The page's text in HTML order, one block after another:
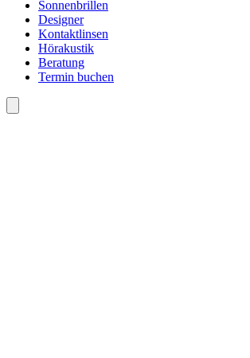
Sonnenbrillen
Designer
Kontaktlinsen
Hörakustik
Beratung
Termin buchen